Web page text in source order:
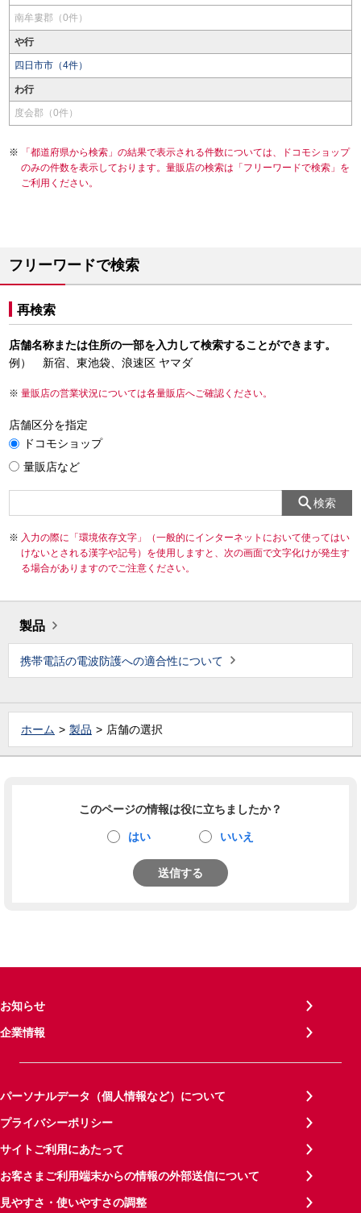
南牟婁郡（0件）
や行
四日市市（4件）
わ行
度会郡（0件）
「都道府県から検索」の結果で表示される件数については、ドコモショップ
のみの件数を表示しております。量販店の検索は「フリーワードで検索」を
ご利用ください。
フリーワードで検索
再検索
店舗名称または住所の一部を入力して検索することができます。
例） 新宿、東池袋、浪速区 ヤマダ
量販店の営業状況については各量販店へご確認ください。
店舗区分を指定
ドコモショップ
量販店など
検索
入力の際に「環境依存文字」（一般的にインターネットにおいて使ってはい
けないとされる漢字や記号）を使用しますと、次の画面で文字化けが発生す
る場合がありますのでご注意ください。
製品
携帯電話の電波防護への適合性について
ホーム 製品 店舗の選択
このページの情報は役に立ちましたか？
はい いいえ
送信する
お知らせ
企業情報
パーソナルデータ（個人情報など）について
プライバシーポリシー
サイトご利用にあたって
お客さまご利用端末からの情報の外部送信について
見やすさ・使いやすさの調整